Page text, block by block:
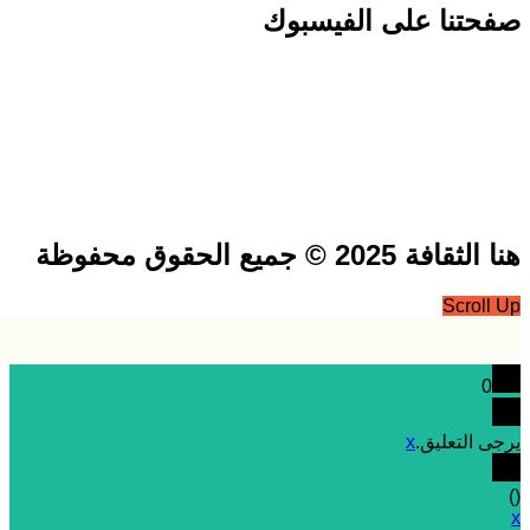
على الفيسبوك
2025 © جميع الحقوق محفوظة
التعليق.x